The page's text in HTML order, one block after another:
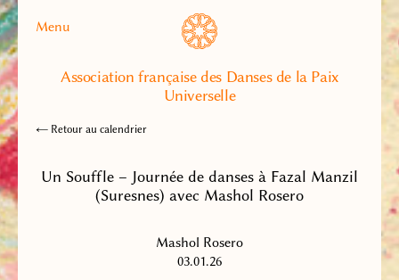
Menu
Association française des Danses de la Paix
Universelle
← Retour au calendrier
Un Souffle – Journée de danses à Fazal Manzil
(Suresnes) avec Mashol Rosero
Mashol Rosero
03.01.26